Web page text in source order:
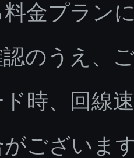
金プラン
のうえ、
ド時、回線
ございま